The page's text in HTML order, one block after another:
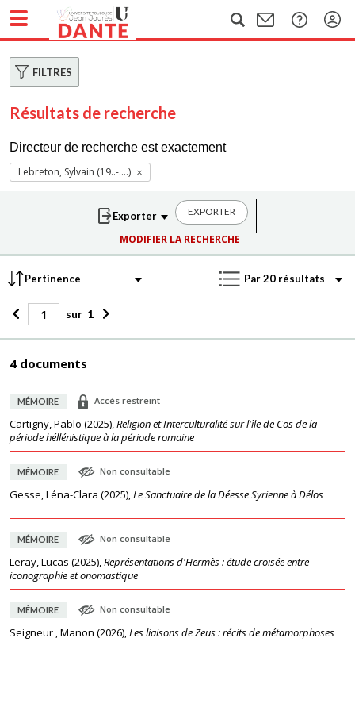
FILTRES
Résultats de recherche
Directeur de recherche est exactement
Lebreton, Sylvain (19..-....)
EXPORTER
MODIFIER LA RECHERCHE
sur 1
4 documents
MÉMOIRE Accès restreint
Cartigny, Pablo (2025),Religion et Interculturalité sur l'île de Cos de la
période héllénistique à la période romaine
MÉMOIRE Non consultable
Gesse, Léna-Clara (2025),Le Sanctuaire de la Déesse Syrienne à Délos
MÉMOIRE Non consultable
Leray, Lucas (2025),Représentations d'Hermès : étude croisée entre
iconographie et onomastique
MÉMOIRE Non consultable
Seigneur , Manon (2026),Les liaisons de Zeus : récits de métamorphoses